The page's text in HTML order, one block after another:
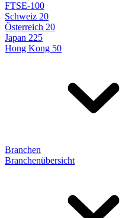
FTSE-100
Schweiz 20
Österreich 20
Japan 225
Hong Kong 50
Branchen
Branchenübersicht